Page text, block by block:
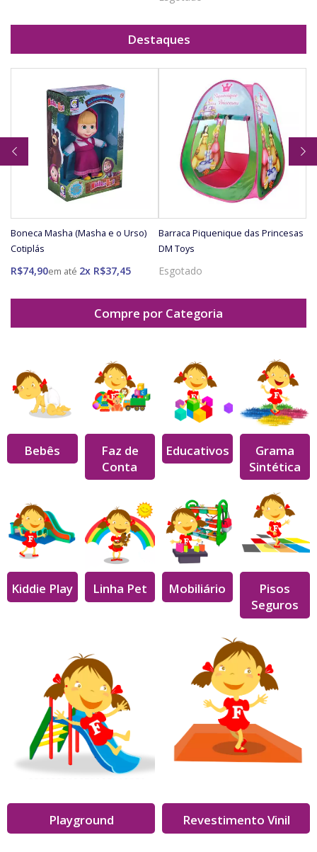
Destaques
Boneca Masha (Masha e o Urso)
Cotiplás
R$74,90 2x R$37,45
Barraca Piquenique das Princesas
DM Toys
Esgotado
Compre por Categoria
Bebês
Faz de
Conta
Educativos
Grama
Sintética
Kiddie Play Linha Pet Mobiliário
Pisos
Seguros
Playground Revestimento Vinil